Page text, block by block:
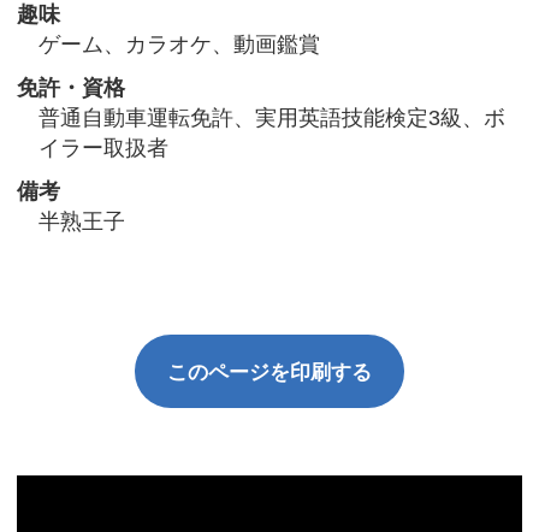
趣味
ゲーム、カラオケ、動画鑑賞
免許・資格
普通自動車運転免許、実用英語技能検定3級、ボ
イラー取扱者
備考
半熟王子
このページを印刷する